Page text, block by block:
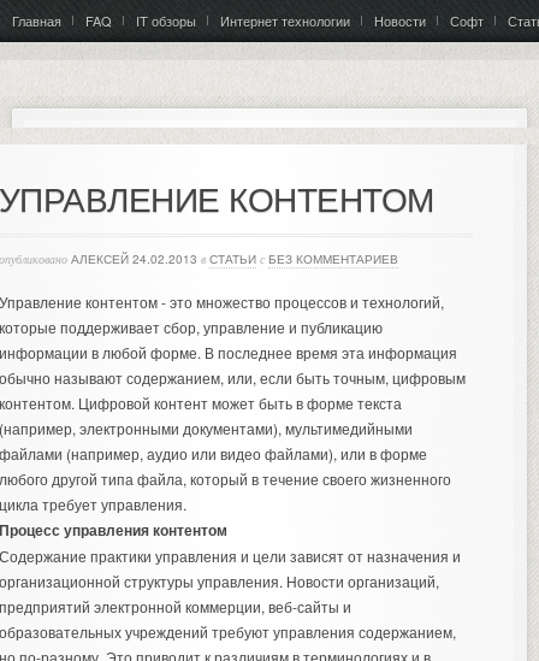
Главная FAQ IT обзоры Интернет технологии Новости Софт
КОНТЕНТОМ
АЛЕКСЕЙ 24.02.2013 в СТАТЬИ с БЕЗ КОММЕНТАРИЕВ
контентом - это множество процессов и технологий,
поддерживает сбор, управление и публикацию
в любой форме. В последнее время эта информация
называют содержанием, или, если быть точным, цифровым
Цифровой контент может быть в форме текста
электронными документами), мультимедийными
(например, аудио или видео файлами), или в форме
другой типа файла, который в течение своего жизненного
требует управления.
управления контентом
практики управления и цели зависят от назначения и
структуры управления. Новости организаций,
электронной коммерции, веб-сайты и
учреждений требуют управления содержанием,
по-разному. Это приводит к различиям в терминологиях и в